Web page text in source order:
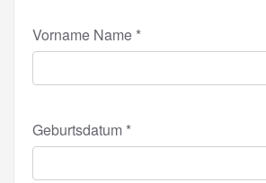
Vorname Name *
Geburtsdatum *